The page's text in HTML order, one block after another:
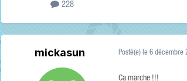
228
mickasun Posté(e) le 6 décembre
Ca marche !!!